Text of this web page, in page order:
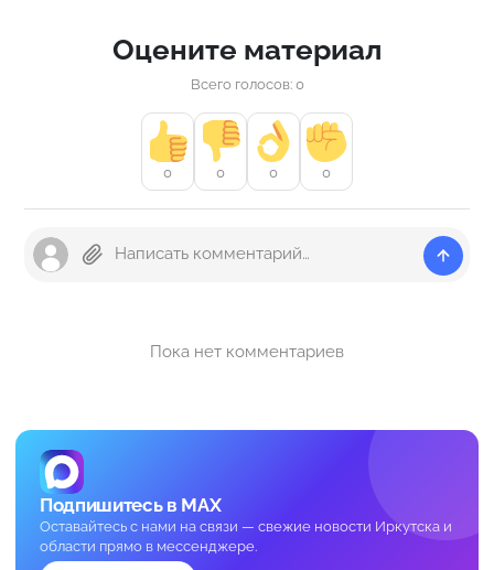
Оцените материал
Всего голосов: 0
0 0 0 0
Пока нет комментариев
Подпишитесь в MAX
Оставайтесь с нами на связи — свежие новости Иркутска и
области прямо в мессенджере.